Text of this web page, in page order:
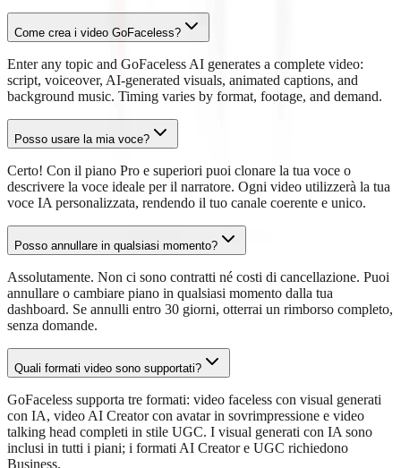
Come crea i video GoFaceless?
Enter any topic and GoFaceless AI generates a complete video:
script, voiceover, AI-generated visuals, animated captions, and
background music. Timing varies by format, footage, and demand.
Posso usare la mia voce?
Certo! Con il piano Pro e superiori puoi clonare la tua voce o
descrivere la voce ideale per il narratore. Ogni video utilizzerà la tua
voce IA personalizzata, rendendo il tuo canale coerente e unico.
Posso annullare in qualsiasi momento?
Assolutamente. Non ci sono contratti né costi di cancellazione. Puoi
annullare o cambiare piano in qualsiasi momento dalla tua
dashboard. Se annulli entro 30 giorni, otterrai un rimborso completo,
senza domande.
Quali formati video sono supportati?
GoFaceless supporta tre formati: video faceless con visual generati
con IA, video AI Creator con avatar in sovrimpressione e video
talking head completi in stile UGC. I visual generati con IA sono
inclusi in tutti i piani; i formati AI Creator e UGC richiedono
Business.